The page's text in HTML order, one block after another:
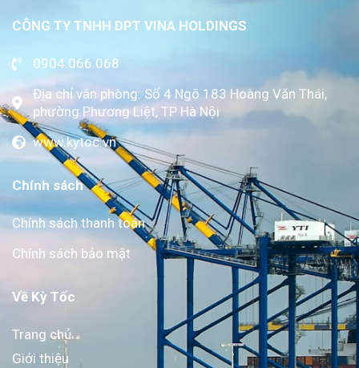
CÔNG TY TNHH DPT VINA HOLDINGS
0904.066.068
Địa chỉ văn phòng: Số 4 Ngõ 183 Hoàng Văn Thái,
phường Phương Liệt, TP Hà Nội
www.kytoc.vn
Chính sách
Chính sách thanh toán
Chính sách bảo mật
Về Kỳ Tốc
Trang chủ
Giới thiệu